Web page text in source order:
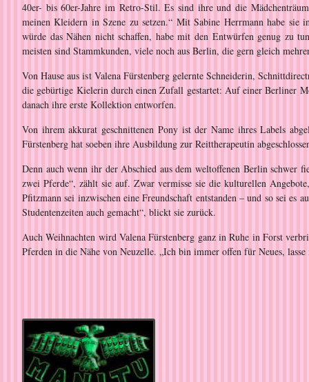
40er- bis 60er-Jahre im Retro-Stil. Es sind ihre und die
meinen Kleidern in Szene zu setzen.“ Mit Sabine Herrmann habe
würde das Nähen nicht schaffen, habe mit den Entwürfen genug zu
meisten sind Stammkunden, viele noch aus Berlin, die gern gleich
Von Hause aus ist Valena Fürstenberg gelernte Schneiderin,
die gebürtige Kielerin durch einen Zufall gestartet: Auf einer Berliner
danach ihre erste Kollektion entworfen.
Von ihrem akkurat geschnittenen Pony ist der Name ihres Labels
Fürstenberg hat soeben ihre Ausbildung zur Reittherapeutin
Denn auch wenn ihr der Abschied aus dem weltoffenen Berlin schwer
zwei Pferde“, zählt sie auf. Zwar vermisse sie die kulturellen
Pfitzmann sei inzwischen eine Freundschaft entstanden – und so sei es
Studentenzeiten auch gemacht“, blickt sie zurück.
Auch Weihnachten wird Valena Fürstenberg ganz in Ruhe in Forst
Pferden in die Nähe von Neuzelle. „Ich bin immer offen für Neues,